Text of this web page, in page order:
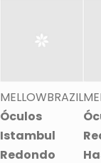
MELLOWBRAZIL
Óculos
Istambul
Redondo